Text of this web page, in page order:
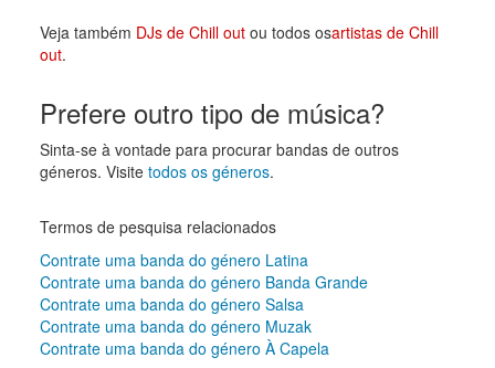
Veja também DJs de Chill outou todos osartistas de Chill
out.
Prefere outro tipo de música?
Sinta-se à vontade para procurar bandas de outros
géneros. Visite todos os géneros.
Termos de pesquisa relacionados
Contrate uma banda do género Latina
Contrate uma banda do género Banda Grande
Contrate uma banda do género Salsa
Contrate uma banda do género Muzak
Contrate uma banda do género À Capela